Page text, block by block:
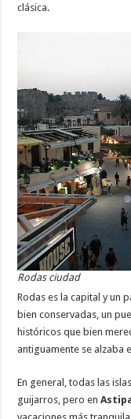
clásica.
Rodas ciudad
Rodas es la capital y un
bien conservadas, un
históricos que bien
antiguamente se alzaba
En general, todas las
guijarros, pero en